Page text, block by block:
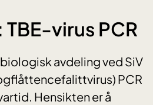
virus PCR
avdeling ved SiV
PCR
Hensikten er å